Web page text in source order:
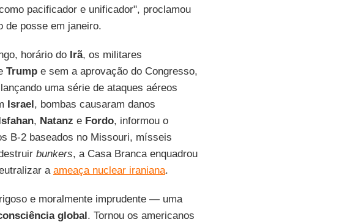
pacificador e unificador", proclamou
posse em janeiro.
horário do Irã, os militares
Trumpe sem a aprovação do Congresso,
uma série de ataques aéreos
Israel, bombas causaram danos
, Natanz e Fordo, informou o
B-2 baseados no Missouri, mísseis
bunkers, a Casa Branca enquadrou
a ameaça nuclear iraniana.
e moralmente imprudente — uma
global. Tornou os americanos